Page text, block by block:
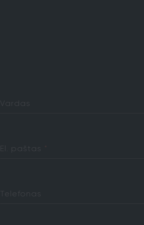
Vardas
El. paštas *
Telefonas